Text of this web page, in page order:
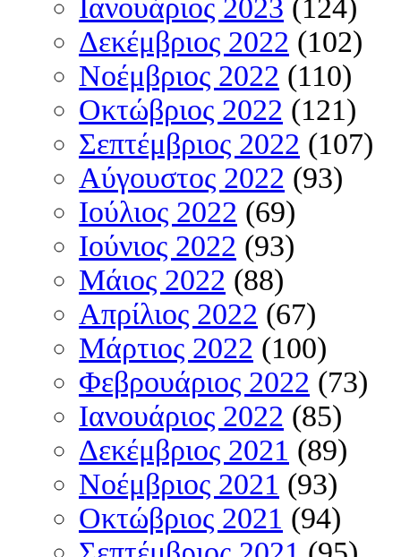
Ιανουάριος 2023 (124)
Δεκέμβριος 2022 (102)
Νοέμβριος 2022 (110)
Οκτώβριος 2022 (121)
Σεπτέμβριος 2022 (107)
Αύγουστος 2022 (93)
Ιούλιος 2022 (69)
Ιούνιος 2022 (93)
Μάιος 2022 (88)
Απρίλιος 2022 (67)
Μάρτιος 2022 (100)
Φεβρουάριος 2022 (73)
Ιανουάριος 2022 (85)
Δεκέμβριος 2021 (89)
Νοέμβριος 2021 (93)
Οκτώβριος 2021 (94)